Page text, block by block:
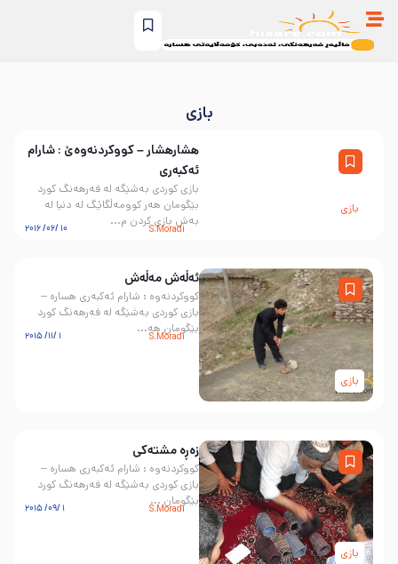
بازی
بازی
هشارهشار – کووکردنەوەێ : شارام
ئەکبەری
بازی کوردی به‌شێگه‌ له فه‌رهه‌نگ کورد
بێگومان هه‌ر کوومه‌ڵگاێگ له دنیا له
به‌ش بازی کردن م...
S.Moradi
10 /06/ 2016
بازی
ئه‌ڵه‌ش مه‌ڵه‌ش
کووکردنەوە : شارام ئەکبەری هسارە –
بازی کوردی به‌شێگه‌ له فه‌رهه‌نگ کورد
بێگومان هه...
S.Moradi
1 /11/ 2015
بازی
زه‌ڕه‌ مشته‌کی
کووکردنەوە : شارام ئەکبەری هسارە –
بازی کوردی به‌شێگه‌ له فه‌رهه‌نگ کورد
بێگومان ...
S.Moradi
1 /09/ 2015